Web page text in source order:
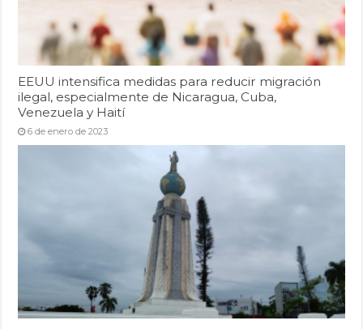
EEUU intensifica medidas para reducir migración
ilegal, especialmente de Nicaragua, Cuba,
Venezuela y Haití
6 de enero de 2023